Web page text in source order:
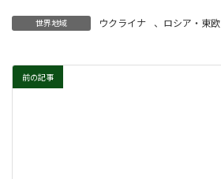
世界地域 ウクライナ 、 ロシア・東欧
前の記事